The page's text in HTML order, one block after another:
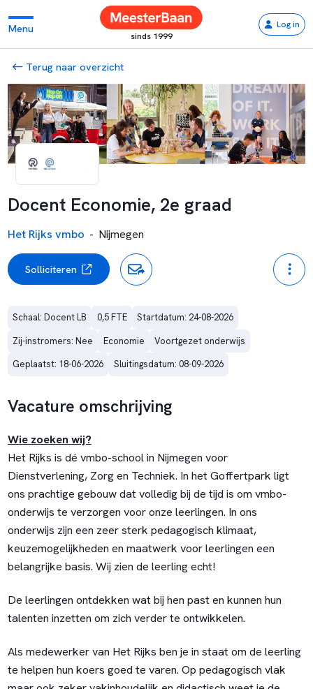
Menu
sinds 1999
Log in
Terug naar overzicht
Docent Economie, 2e graad
Het Rijks vmbo - Nijmegen
Solliciteren
Schaal: Docent LB 0,5 FTE
Startdatum: 24-08-2026
Zij-instromers: Nee
Economie
Voortgezet onderwijs
Geplaatst: 18-06-2026
Sluitingsdatum: 08-09-2026
Vacature omschrijving
Wie zoeken wij?
Het Rijks is dé vmbo-school in Nijmegen voor
Dienstverlening, Zorg en Techniek. In het Goffertpark ligt
ons prachtige gebouw dat volledig bij de tijd is om vmbo-
onderwijs te verzorgen voor onze leerlingen. In ons
onderwijs zijn een zeer sterk pedagogisch klimaat,
keuzemogelijkheden en maatwerk voor leerlingen een
belangrijke basis. Wij zien de leerling echt!
De leerlingen ontdekken wat bij hen past en kunnen hun
talenten inzetten om zich verder te ontwikkelen.
Als medewerker van Het Rijks ben je in staat om de leerling
te helpen hun koers goed te varen. Op pedagogisch vlak